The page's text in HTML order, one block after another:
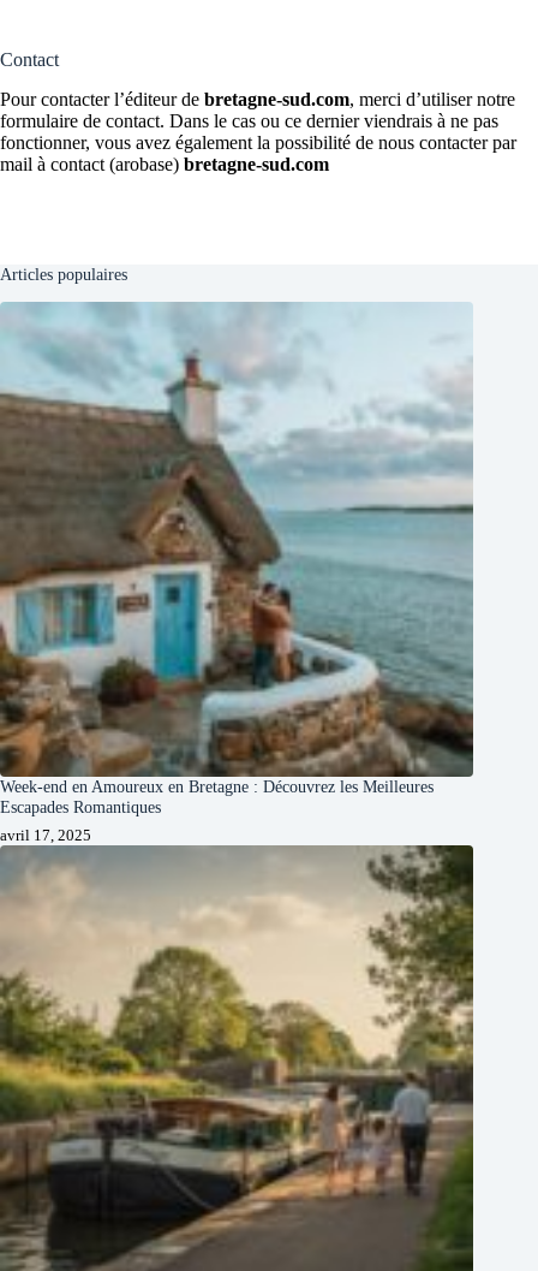
Contact
Pour contacter l’éditeur de bretagne-sud.com, merci d’utiliser notre
formulaire de contact. Dans le cas ou ce dernier viendrais à ne pas
fonctionner, vous avez également la possibilité de nous contacter par
mail à contact (arobase) bretagne-sud.com
Articles populaires
Week-end en Amoureux en Bretagne : Découvrez les Meilleures
Escapades Romantiques
avril 17, 2025